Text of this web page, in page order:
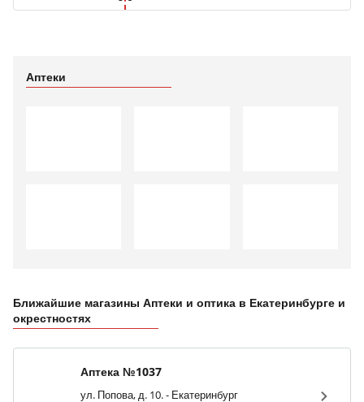
Аптеки
Ближайшие магазины Аптеки и оптика в Екатеринбурге и
окрестностях
Аптека №1037
ул. Попова, д. 10. - Екатеринбург